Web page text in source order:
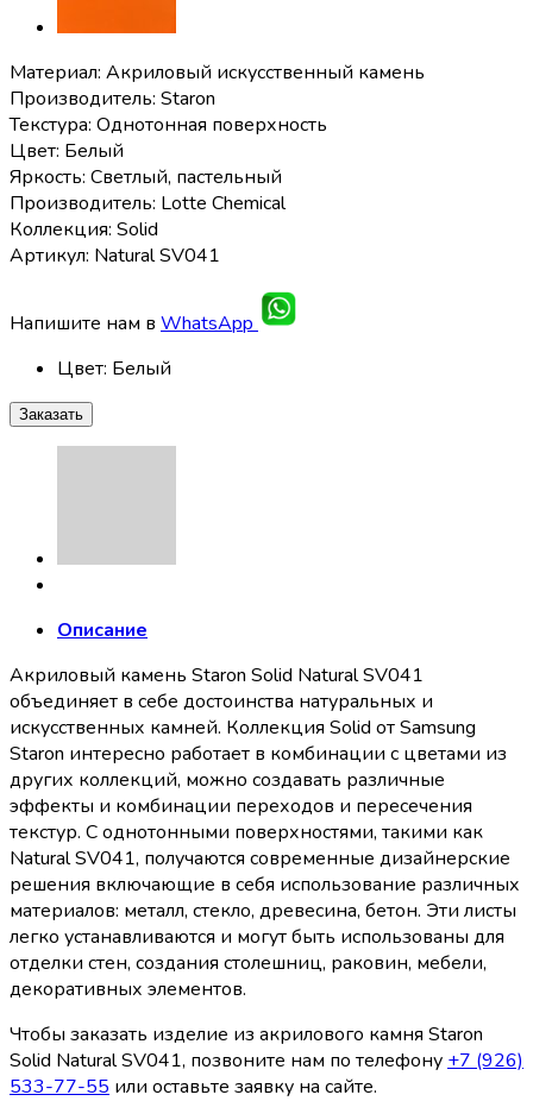
Материал: Акриловый искусственный камень
Производитель: Staron
Текстура: Однотонная поверхность
Цвет: Белый
Яркость: Светлый, пастельный
Производитель: Lotte Chemical
Коллекция: Solid
Артикул: Natural SV041
Напишите нам в WhatsApp
Цвет: Белый
Заказать
Описание
Акриловый камень Staron Solid Natural SV041
объединяет в себе достоинства натуральных и
искусственных камней. Коллекция Solid от Samsung
Staron интересно работает в комбинации с цветами из
других коллекций, можно создавать различные
эффекты и комбинации переходов и пересечения
текстур. С однотонными поверхностями, такими как
Natural SV041, получаются современные дизайнерские
решения включающие в себя использование различных
материалов: металл, стекло, древесина, бетон. Эти листы
легко устанавливаются и могут быть использованы для
отделки стен, создания столешниц, раковин, мебели,
декоративных элементов.
Чтобы заказать изделие из акрилового камня Staron
Solid Natural SV041, позвоните нам по телефону +7 (926)
533-77-55 или оставьте заявку на сайте.